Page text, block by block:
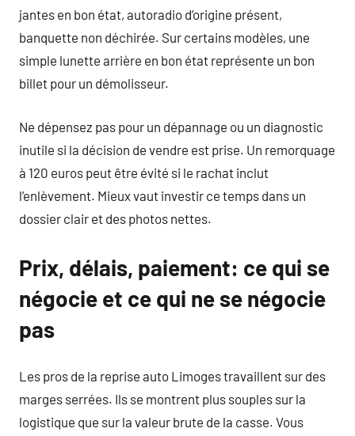
jantes en bon état, autoradio d’origine présent,
banquette non déchirée. Sur certains modèles, une
simple lunette arrière en bon état représente un bon
billet pour un démolisseur.
Ne dépensez pas pour un dépannage ou un diagnostic
inutile si la décision de vendre est prise. Un remorquage
à 120 euros peut être évité si le rachat inclut
l’enlèvement. Mieux vaut investir ce temps dans un
dossier clair et des photos nettes.
Prix, délais, paiement: ce qui se
négocie et ce qui ne se négocie
pas
Les pros de la reprise auto Limoges travaillent sur des
marges serrées. Ils se montrent plus souples sur la
logistique que sur la valeur brute de la casse. Vous